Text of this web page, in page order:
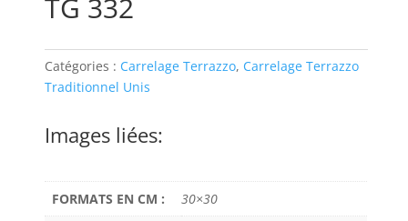
TG 332
Catégories : Carrelage Terrazzo, Carrelage Terrazzo
Traditionnel Unis
Images liées:
FORMATS EN CM :
30×30